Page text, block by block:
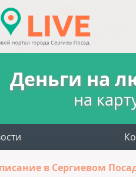
Деньги на
на
в Сергиевом